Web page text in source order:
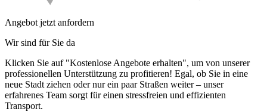
Angebot jetzt anfordern
Wir sind für Sie da
Klicken Sie auf "Kostenlose Angebote erhalten", um von unserer
professionellen Unterstützung zu profitieren! Egal, ob Sie in eine
neue Stadt ziehen oder nur ein paar Straßen weiter – unser
erfahrenes Team sorgt für einen stressfreien und effizienten
Transport.